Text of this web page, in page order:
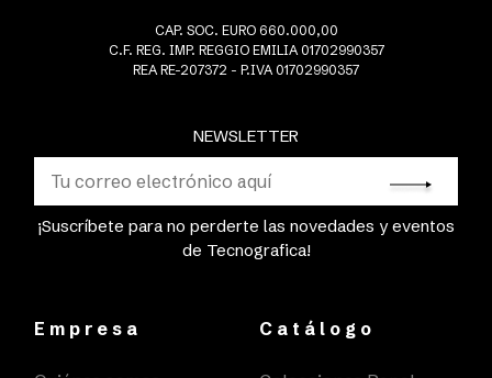
NEWSLETTER
¡Suscríbete para no perderte las novedades y eventos
de Tecnografica!
CAP. SOC. EURO 660.000,00
C.F. REG. IMP. REGGIO EMILIA 01702990357
REA RE-207372 - P.IVA 01702990357
Empresa Catálogo